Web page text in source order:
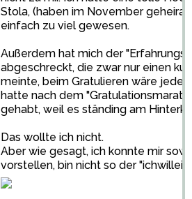
Stola, (haben im November
einfach zu viel gewesen.
Außerdem hat mich der
abgeschreckt, die zwar nur einen
meinte, beim Gratulieren wäre
hatte nach dem
gehabt, weil es ständing am
Das wollte ich nicht.
Aber wie gesagt, ich konnte mir
vorstellen, bin nicht so der